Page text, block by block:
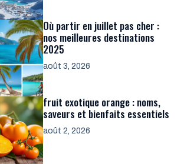
Où partir en juillet pas cher :
nos meilleures destinations
2025
août 3, 2026
fruit exotique orange : noms,
saveurs et bienfaits essentiels
août 2, 2026